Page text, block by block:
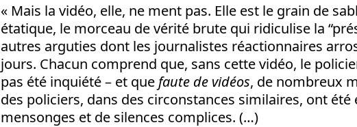
« Mais la vidéo, elle, ne ment pas. Elle est le grain de
étatique, le morceau de vérité brute qui ridiculise la
autres arguties dont les journalistes réactionnaires
jours. Chacun comprend que, sans cette vidéo, le
pas été inquiété – et que faute de vidéos, de nombreux
des policiers, dans des circonstances similaires, ont
mensonges et de silences complices. (…)